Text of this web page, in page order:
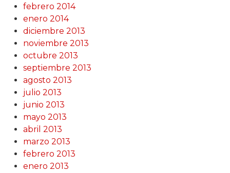
febrero 2014
enero 2014
diciembre 2013
noviembre 2013
octubre 2013
septiembre 2013
agosto 2013
julio 2013
junio 2013
mayo 2013
abril 2013
marzo 2013
febrero 2013
enero 2013